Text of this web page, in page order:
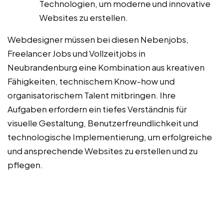
Technologien, um moderne und innovative
Websites zu erstellen.
Webdesigner müssen bei diesen Nebenjobs,
Freelancer Jobs und Vollzeitjobs in
Neubrandenburg eine Kombination aus kreativen
Fähigkeiten, technischem Know-how und
organisatorischem Talent mitbringen. Ihre
Aufgaben erfordern ein tiefes Verständnis für
visuelle Gestaltung, Benutzerfreundlichkeit und
technologische Implementierung, um erfolgreiche
und ansprechende Websites zu erstellen und zu
pflegen.